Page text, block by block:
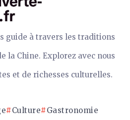
guide à travers les traditions
la Chine. Explorez avec nous
et de richesses culturelles.
Culture Gastronomie